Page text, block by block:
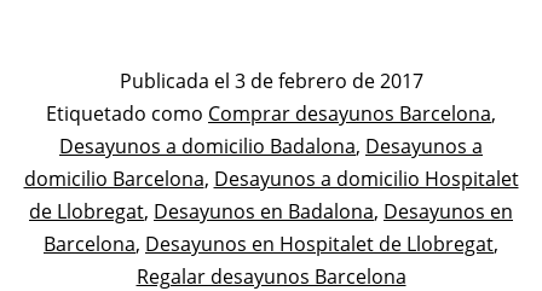
a
domicilio
en
Publicada el 3 de febrero de 2017
Categorizado
como
Desayunos
Etiquetado como Comprar desayunos Barcelona,
Desayunos a domicilio Badalona, Desayunos a
domicilio Barcelona, Desayunos a domicilio Hospitalet
de Llobregat, Desayunos en Badalona, Desayunos en
Barcelona, Desayunos en Hospitalet de Llobregat,
Regalar desayunos Barcelona